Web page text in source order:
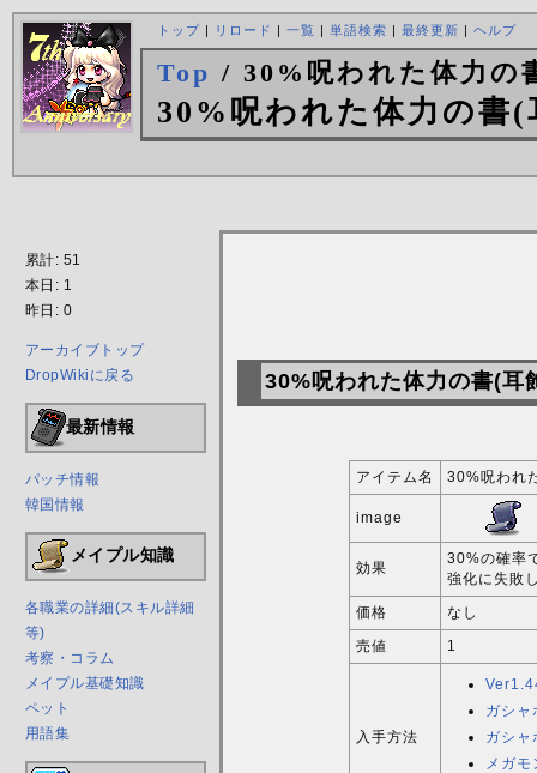
トップ| リロード | 一覧 | 単語検索 | 最終更新 | ヘルプ
Top / 30%呪われた体力の
30%呪われた体力の書(
累計: 51
本日: 1
昨日: 0
アーカイブトップ
DropWikiに戻る
最新情報
パッチ情報
韓国情報
メイプル知識
各職業の詳細(スキル詳細
等)
考察・コラム
メイプル基礎知識
ペット
用語集
30%呪われた体力の書(耳
アイテム名 30%呪われ
image
効果
30%の確率
強化に失敗
価格
なし
売値
1
入手方法
ガシャ
ガシャ
メガ